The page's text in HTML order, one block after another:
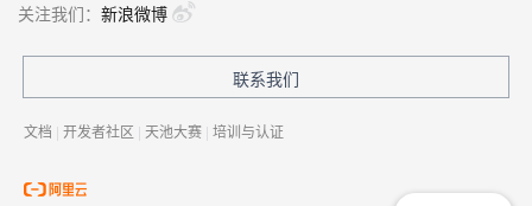
关注我们： 新浪微博
联系我们
文档 | 开发者社区 | 天池大赛 | 培训与认证